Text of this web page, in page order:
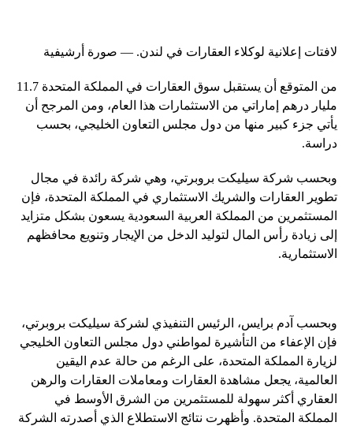
لافتات إعلانية لوكلاء العقارات في لندن. — صورة أرشيفية
من المتوقع أن يستقبل سوق العقارات في المملكة المتحدة 11.7
مليار درهم إماراتي من الاستثمارات هذا العام، ومن المرجح أن
يأتي جزء كبير منها من دول مجلس التعاون الخليجي، بحسب
دراسة.
وبحسب شركة سيليكت بروبرتي، وهي شركة رائدة في مجال
تطوير العقارات والشريك الاستثماري في المملكة المتحدة، فإن
المستثمرين من المملكة العربية السعودية يسعون بشكل متزايد
إلى زيادة رأس المال لتوليد الدخل من الإيجار وتنويع محافظهم
الاستثمارية.
وبحسب آدم برايس، الرئيس التنفيذي لشركة سيليكت بروبرتي،
فإن الإعفاء من التأشيرة لمواطني دول مجلس التعاون الخليجي
لزيارة المملكة المتحدة، على الرغم من حالة عدم اليقين
العالمية، يجعل مشاهدة العقارات ومعاملات العقارات والرهن
العقاري أكثر سهولة للمستثمرين من الشرق الأوسط في
المملكة المتحدة. وأظهرت نتائج الاستطلاع الذي أصدرته الشركة